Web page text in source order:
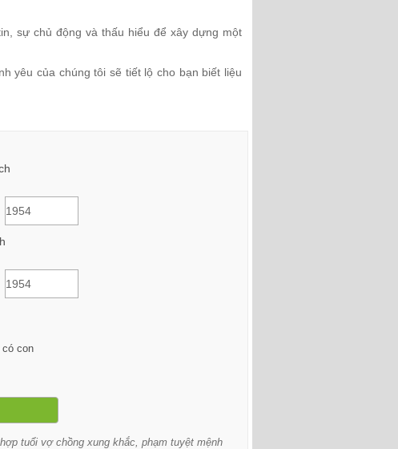
sự chủ động và thấu hiểu để xây dựng một
yêu của chúng tôi sẽ tiết lộ cho bạn biết liệu
con
tuổi vợ chồng xung khắc, phạm tuyệt mệnh